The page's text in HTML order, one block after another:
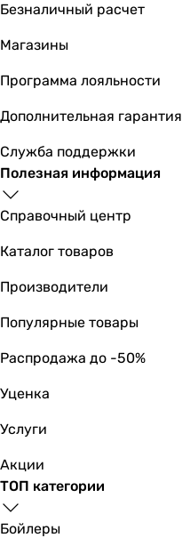
Безналичный расчет
Магазины
Программа лояльности
Дополнительная гарантия
Служба поддержки
Полезная информация
Справочный центр
Каталог товаров
Производители
Популярные товары
Распродажа до -50%
Уценка
Услуги
Акции
ТОП категории
Бойлеры